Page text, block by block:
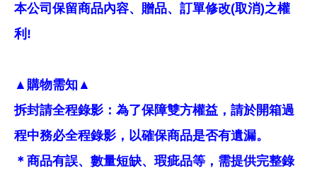
本公司保留商品內容、贈品、訂單修改(取消)之權
利!
▲購物需知▲
拆封請全程錄影：為了保障雙方權益，請於開箱過
程中務必全程錄影，以確保商品是否有遺漏。
＊商品有誤、數量短缺、瑕疵品等，需提供完整錄